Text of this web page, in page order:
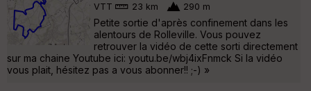
VTT 23 km 290 m
Petite sortie d'après confinement dans les
alentours de Rolleville. Vous pouvez
retrouver la vidéo de cette sorti directement
sur ma chaine Youtube ici: youtu.be/wbj4ixFnmck Si la vidéo
vous plait, hésitez pas a vous abonner!! ;-) »